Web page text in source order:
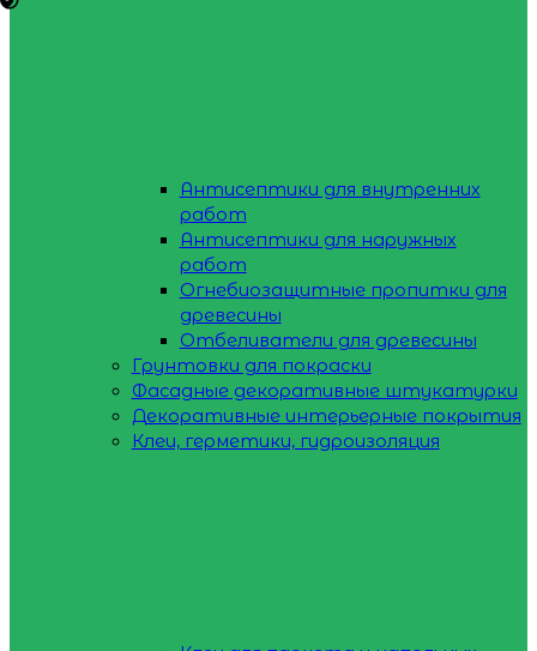
Антисептики для внутренних
работ
Антисептики для наружных
работ
Огнебиозащитные пропитки для
древесины
Отбеливатели для древесины
Грунтовки для покраски
Фасадные декоративные штукатурки
Декоративные интерьерные покрытия
Клеи, герметики, гидроизоляция